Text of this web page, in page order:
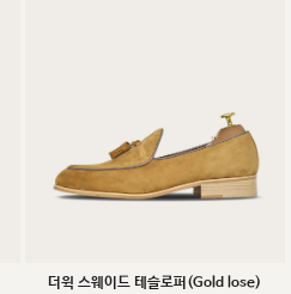
더윅 스웨이드 테슬로퍼(Gold lose)